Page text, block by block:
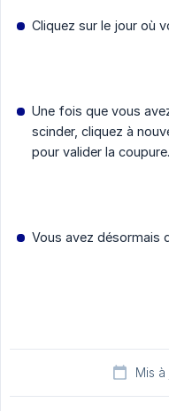
Cliquez sur le jour où
Une fois que vous
scinder, cliquez à
pour valider la coupure.
Vous avez désormais
Mis